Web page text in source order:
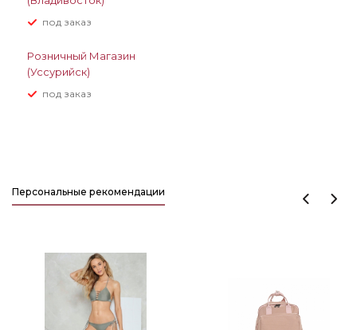
Под заказ
Розничный Магазин
(Уссурийск)
Под заказ
Персональные рекомендации